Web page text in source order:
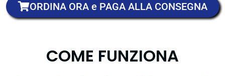
ORDINA ORA e PAGA ALLA CONSEGNA
COME FUNZIONA